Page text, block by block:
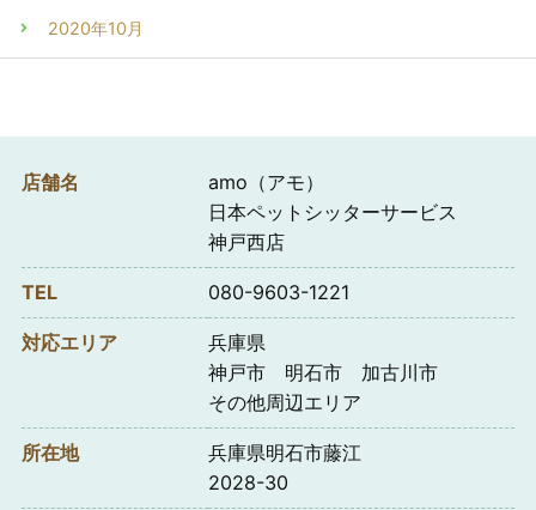
2020年10月
店舗名
amo（アモ）
日本ペットシッターサービス
神戸西店
TEL 080-9603-1221
対応エリア
兵庫県
神戸市 明石市 加古川市
その他周辺エリア
所在地
兵庫県明石市藤江
2028-30